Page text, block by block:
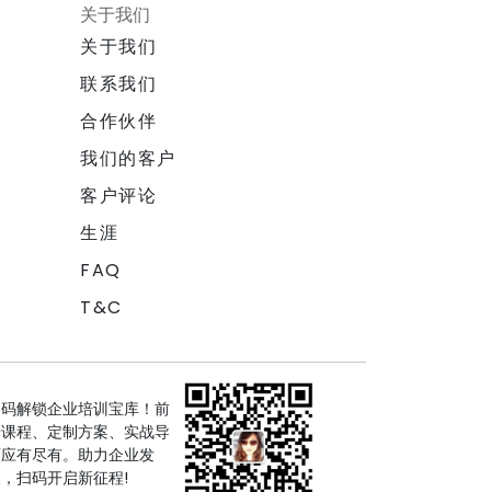
关于我们
关于我们
联系我们
合作伙伴
我们的客户
客户评论
生涯
FAQ
T&C
解锁企业培训宝库！前
程、定制方案、实战导
有尽有。助力企业发
扫码开启新征程!